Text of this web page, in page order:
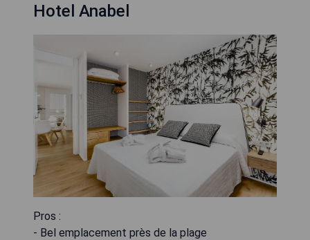
Hotel Anabel
Pros :
- Bel emplacement près de la plage